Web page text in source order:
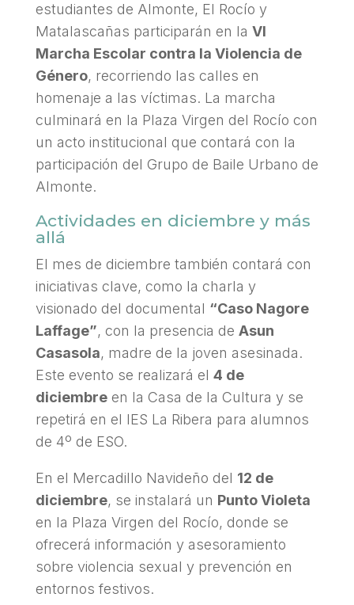
estudiantes de Almonte, El Rocío y
Matalascañas participarán en la VI
Marcha Escolar contra la Violencia de
Género, recorriendo las calles en
homenaje a las víctimas. La marcha
culminará en la Plaza Virgen del Rocío con
un acto institucional que contará con la
participación del Grupo de Baile Urbano de
Almonte.
Actividades en diciembre y más
allá
El mes de diciembre también contará con
iniciativas clave, como la charla y
visionado del documental “Caso Nagore
Laffage”, con la presencia de Asun
Casasola, madre de la joven asesinada.
Este evento se realizará el 4 de
diciembreen la Casa de la Cultura y se
repetirá en el IES La Ribera para alumnos
de 4º de ESO.
En el Mercadillo Navideño del 12 de
diciembre, se instalará un Punto Violeta
en la Plaza Virgen del Rocío, donde se
ofrecerá información y asesoramiento
sobre violencia sexual y prevención en
entornos festivos.